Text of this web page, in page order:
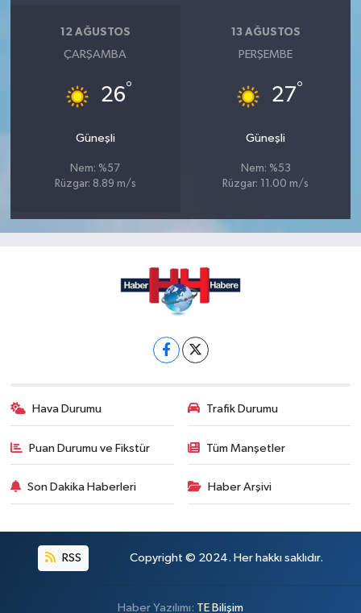
12 AĞUSTOS
ÇARŞAMBA
26°
Güneşli
Nem: %57
Rüzgar: 8.89 m/s
13 AĞUSTOS
PERŞEMBE
27°
Güneşli
Nem: %53
Rüzgar: 11.00 m/s
Hava Durumu Trafik Durumu
Puan Durumu ve Fikstür Tüm Manşetler
Son Dakika Haberleri Haber Arşivi
RSS Copyright © 2024. Her hakkı saklıdır.
Haber Yazılımı: TE Bilişim